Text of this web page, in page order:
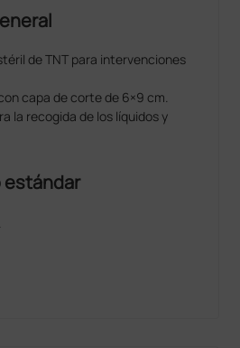
de TNT para intervenciones
capa de corte de 6×9 cm.
la recogida de los líquidos y
estándar